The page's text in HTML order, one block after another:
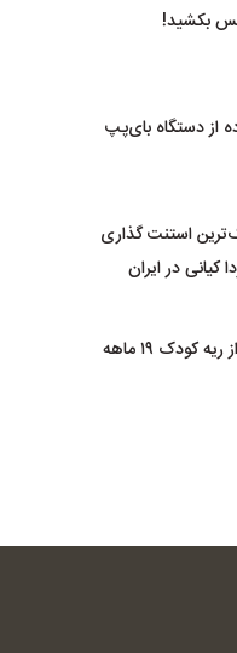
نفس بکشید!
از دستگاه بای‌پپ
استنت گذاری
کیانی در ایران
کودک ۱۹ ماهه